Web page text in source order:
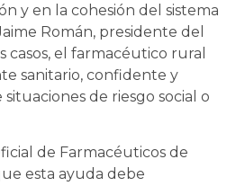
y en la cohesión del sistema
Román, presidente del
casos, el farmacéutico rural
sanitario, confidente y
de riesgo social o
de Farmacéuticos de
esta ayuda debe